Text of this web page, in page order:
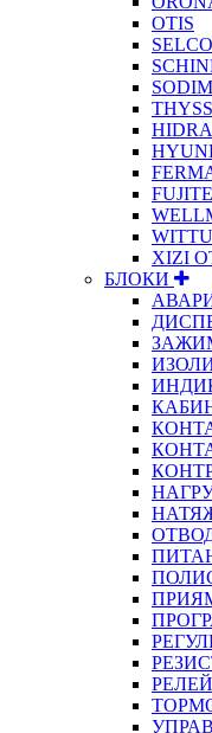
OTIS
XIZI
БЛОКИ